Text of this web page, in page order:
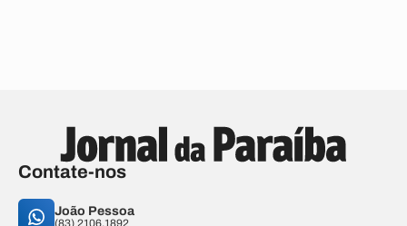
Contate-nos
João Pessoa
(83) 2106.1892